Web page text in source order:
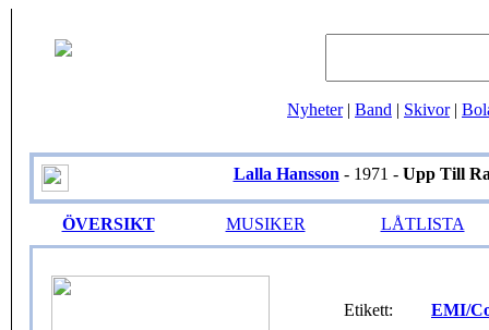
Nyheter| Band | Skivor|
Lalla Hansson - 1971 - Upp Till
ÖVERSIKT MUSIKER LÅTLISTA
Etikett: EMI/